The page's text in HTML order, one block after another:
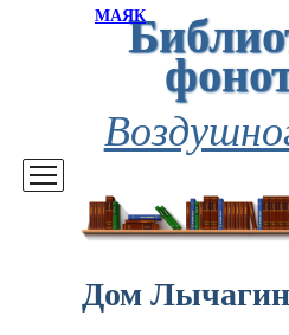
МАЯК
Дом